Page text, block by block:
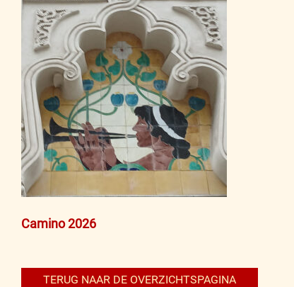
Bericht
Camino 2026
TERUG NAAR DE OVERZICHTSPAGINA